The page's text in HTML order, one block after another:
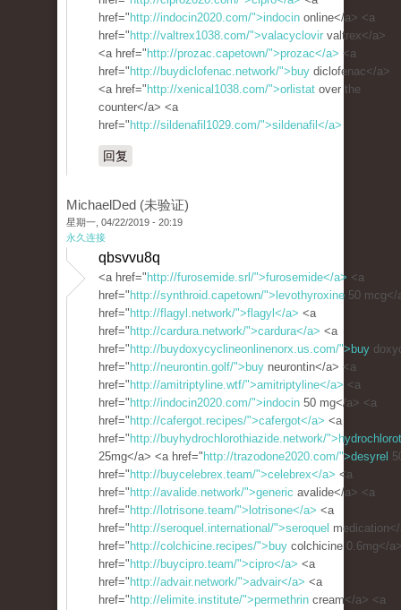
href=" http://indocin2020.com/">indocin online</a> <a
href=" http://valtrex1038.com/">valacyclovir valtrex</a>
<a href=" http://prozac.capetown/">prozac</a> <a
href=" http://buydiclofenac.network/">buy diclofenac</a>
<a href=" http://xenical1038.com/">orlistat over the
counter</a> <a
href=" http://sildenafil1029.com/">sildenafil</a>
回复
MichaelDed (未验证)
星期一, 04/22/2019 - 20:19
永久连接
qbsvvu8q
<a href=" http://furosemide.srl/">furosemide</a> <a
href=" http://synthroid.capetown/">levothyroxine 50 mcg</
href=" http://flagyl.network/">flagyl</a> <a
href=" http://cardura.network/">cardura</a> <a
href=" http://buydoxycyclineonlinenorx.us.com/">buy
href=" http://neurontin.golf/">buy neurontin</a> <a
href=" http://amitriptyline.wtf/">amitriptyline</a> <a
href=" http://indocin2020.com/">indocin 50 mg</a> <a
href=" http://cafergot.recipes/">cafergot</a> <a
href=" http://buyhydrochlorothiazide.network/
25mg</a> <a href=" http://trazodone2020.com/">desyrel
href=" http://buycelebrex.team/">celebrex</a> <a
href=" http://avalide.network/">generic avalide</a> <a
href=" http://lotrisone.team/">lotrisone</a> <a
href=" http://seroquel.international/">seroquel
href=" http://colchicine.recipes/">buy colchicine 0.6mg</
href=" http://buycipro.team/">cipro</a> <a
href=" http://advair.network/">advair</a> <a
href=" http://elimite.institute/">permethrin cream</a> <a